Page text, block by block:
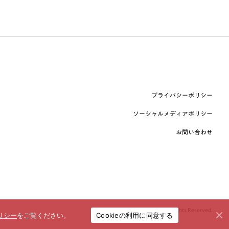
プライバシーポリシー
ソーシャルメディアポリシー
お問い合わせ
© booklista Co.,Ltd. All Rights Reserved.
シーをご覧ください。 Cookieの利用に同意する